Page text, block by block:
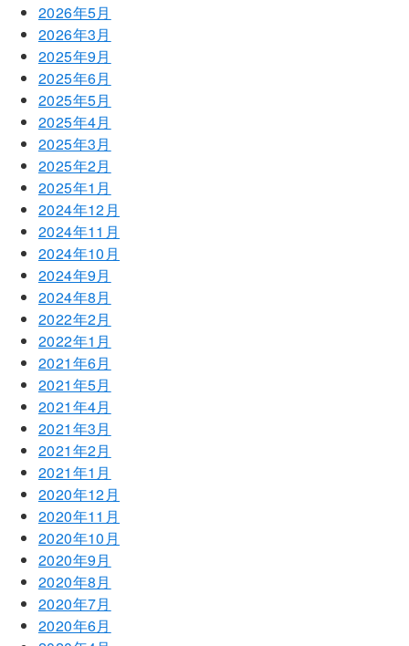
2026年5月
2026年3月
2025年9月
2025年6月
2025年5月
2025年4月
2025年3月
2025年2月
2025年1月
2024年12月
2024年11月
2024年10月
2024年9月
2024年8月
2022年2月
2022年1月
2021年6月
2021年5月
2021年4月
2021年3月
2021年2月
2021年1月
2020年12月
2020年11月
2020年10月
2020年9月
2020年8月
2020年7月
2020年6月